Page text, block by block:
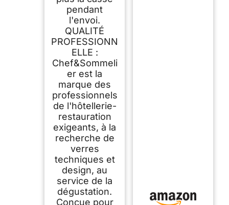
pendant
l'envoi.
QUALITÉ
PROFESSIONN
ELLE :
Chef&Sommeli
er est la
marque des
professionnels
de l'hôtellerie-
restauration
exigeants, à la
recherche de
verres
techniques et
design, au
service de la
dégustation.
Conçue pour